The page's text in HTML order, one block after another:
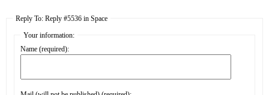
Reply To: Reply #5536 in Space
Your information:
Name (required):